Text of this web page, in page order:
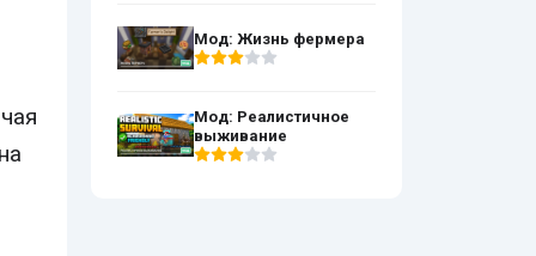
которая просто портит игру найух!!!!
Мод: Жизнь фермера
Мод: Реалистичное
выживание